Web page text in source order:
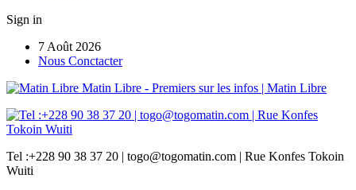
Sign in
7 Août 2026
Nous Conctacter
Matin Libre - Premiers sur les infos | Matin Libre
Tel :+228 90 38 37 20 | togo@togomatin.com | Rue Konfes Tokoin
Wuiti